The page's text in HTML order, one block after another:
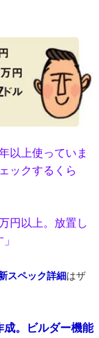
以上使っていま
ックするくら
円以上。放置し
スペック詳細 はザ
成。ビルダー機能